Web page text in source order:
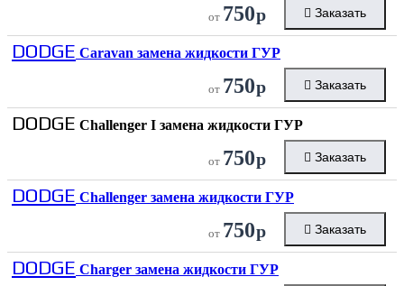
от 750р Заказать
DODGE Caravan замена жидкости ГУР
от 750р Заказать
DODGE Challenger I замена жидкости ГУР
от 750р Заказать
DODGE Challenger замена жидкости ГУР
от 750р Заказать
DODGE Charger замена жидкости ГУР